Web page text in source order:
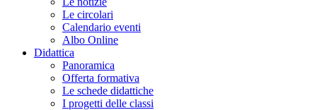
Le circolari
Calendario eventi
Albo Online
Didattica
Panoramica
Offerta formativa
Le schede didattiche
I progetti delle classi